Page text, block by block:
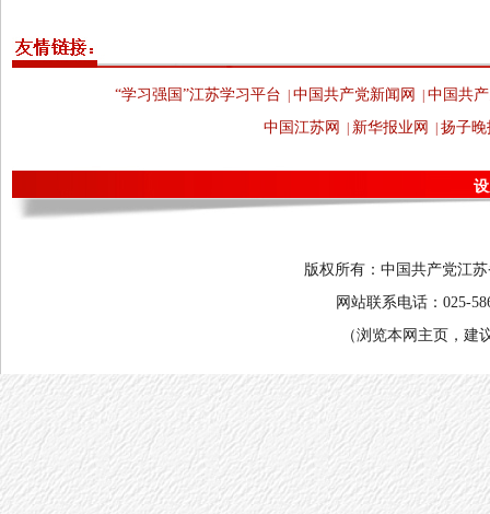
“学习强国”江苏学习平台 中国共产党新闻网
中国共
中国江苏网
新华报业网 扬子晚
版权所有：中国共产党江
网站联系电话：025-
（浏览本网主页，建